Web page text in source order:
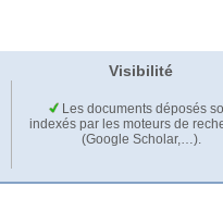
Visibilité
Les documents déposés
indexés par les moteurs de
(Google Scholar,…).